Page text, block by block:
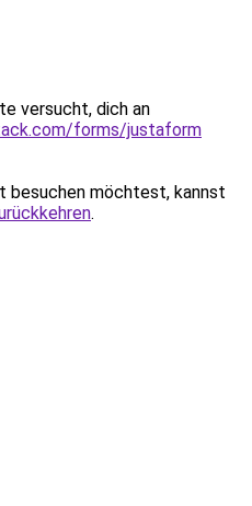
versucht, dich an
forms/justaform
besuchen möchtest, kannst
.